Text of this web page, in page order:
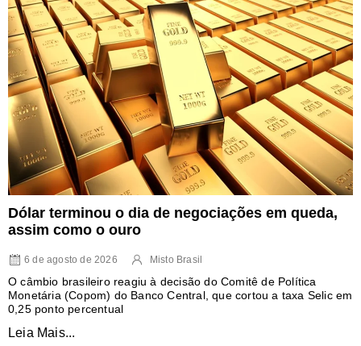
Dólar terminou o dia de negociações em queda,
assim como o ouro
6 de agosto de 2026 Misto Brasil
O câmbio brasileiro reagiu à decisão do Comitê de Política
Monetária (Copom) do Banco Central, que cortou a taxa Selic em
0,25 ponto percentual
Leia Mais...